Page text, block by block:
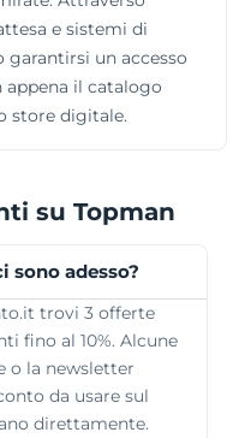
e sistemi di
un accesso
il catalogo
store digitale.
su Topman
sono adesso?
trovi 3 offerte
fino al 10%. Alcune
o la newsletter
da usare sul
direttamente.